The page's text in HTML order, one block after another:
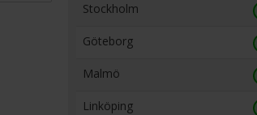
Stockholm
Göteborg
Malmö
Linköping